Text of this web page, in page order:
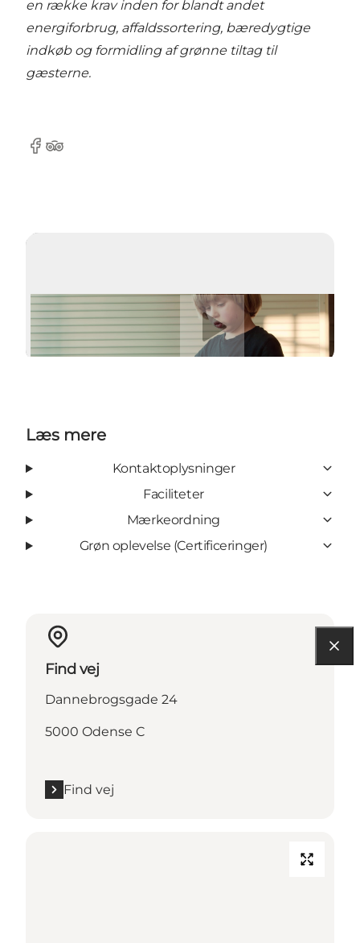
en række krav inden for blandt andet
energiforbrug, affaldssortering, bæredygtige
indkøb og formidling af grønne tiltag til
gæsterne.
Facebook
Tripadvisor
Afspil video
Læs mere
Kontaktoplysninger
Faciliteter
Mærkeordning
Grøn oplevelse (Certificeringer)
Find vej
Dannebrogsgade 24
5000 Odense C
Find vej